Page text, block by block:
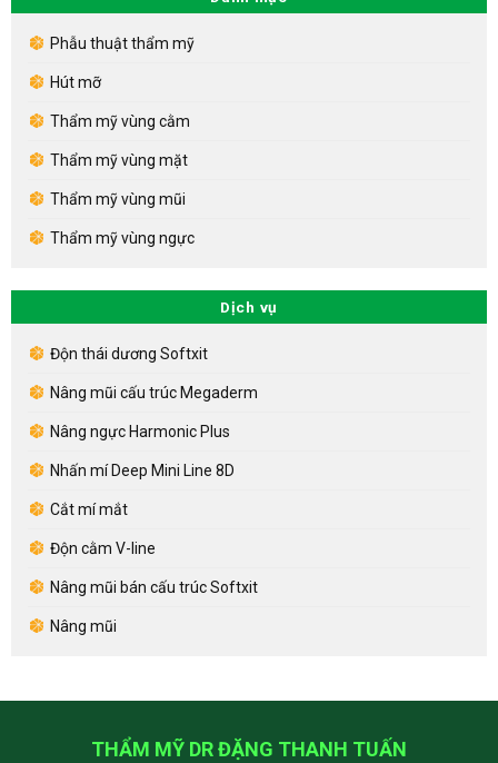
Phẫu thuật thẩm mỹ
Hút mỡ
Thẩm mỹ vùng cằm
Thẩm mỹ vùng mặt
Thẩm mỹ vùng mũi
Thẩm mỹ vùng ngực
Dịch vụ
Độn thái dương Softxit
Nâng mũi cấu trúc Megaderm
Nâng ngực Harmonic Plus
Nhấn mí Deep Mini Line 8D
Cắt mí mắt
Độn cằm V-line
Nâng mũi bán cấu trúc Softxit
Nâng mũi
THẨM MỸ DR ĐẶNG THANH TUẤN